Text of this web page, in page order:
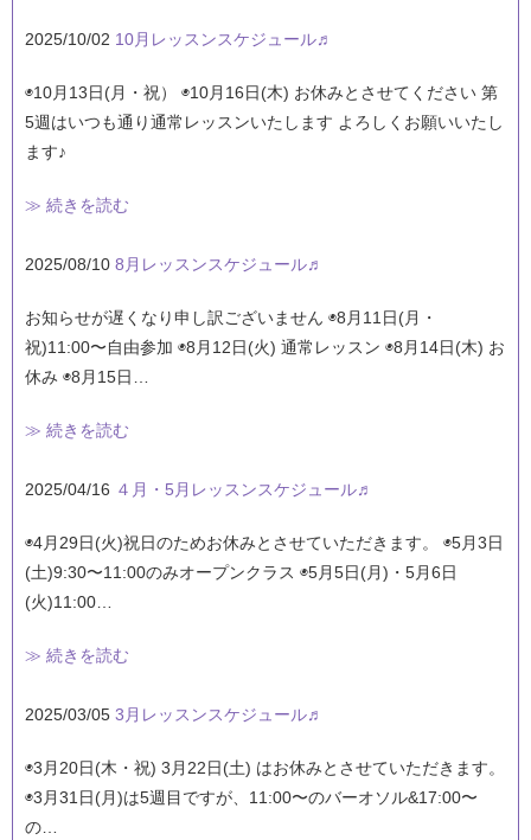
2025/10/02 10月レッスンスケジュール♬
◉10月13日(月・祝） ◉10月16日(木) お休みとさせてください 第
5週はいつも通り通常レッスンいたします よろしくお願いいたし
ます♪
≫ 続きを読む
2025/08/10 8月レッスンスケジュール♬
お知らせが遅くなり申し訳ございません ◉8月11日(月・
祝)11:00〜自由参加 ◉8月12日(火) 通常レッスン ◉8月14日(木) お
休み ◉8月15日…
≫ 続きを読む
2025/04/16 ４月・5月レッスンスケジュール♬
◉4月29日(火)祝日のためお休みとさせていただきます。 ◉5月3日
(土)9:30〜11:00のみオープンクラス ◉5月5日(月)・5月6日
(火)11:00…
≫ 続きを読む
2025/03/05 3月レッスンスケジュール♬
◉3月20日(木・祝) 3月22日(土) はお休みとさせていただきます。
◉3月31日(月)は5週目ですが、11:00〜のバーオソル&17:00〜
の…